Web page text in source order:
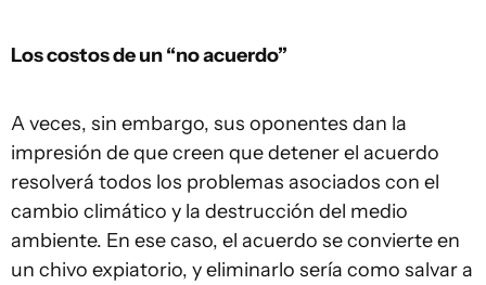
Los costos de un “no acuerdo”
A veces, sin embargo, sus oponentes dan la
impresión de que creen que detener el acuerdo
resolverá todos los problemas asociados con el
cambio climático y la destrucción del medio
ambiente. En ese caso, el acuerdo se convierte en
un chivo expiatorio, y eliminarlo sería como salvar a